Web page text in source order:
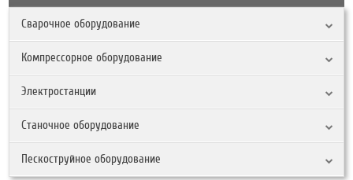
Сварочное оборудование
Компрессорное оборудование
Электростанции
Станочное оборудование
Пескоструйное оборудование